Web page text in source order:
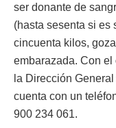
ser donante de
(hasta sesenta si es
cincuenta kilos,
embarazada. Con
la Dirección
cuenta con un
900 234 061.